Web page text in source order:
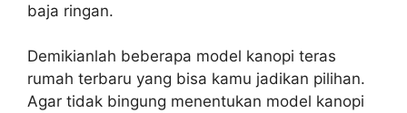
baja ringan.
Demikianlah beberapa model kanopi teras
rumah terbaru yang bisa kamu jadikan pilihan.
Agar tidak bingung menentukan model kanopi